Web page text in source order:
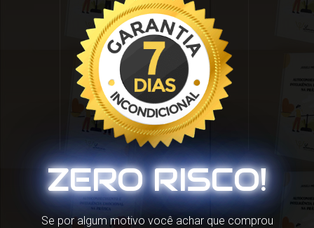
ZERO RISCO!
Se por algum motivo você achar que comprou